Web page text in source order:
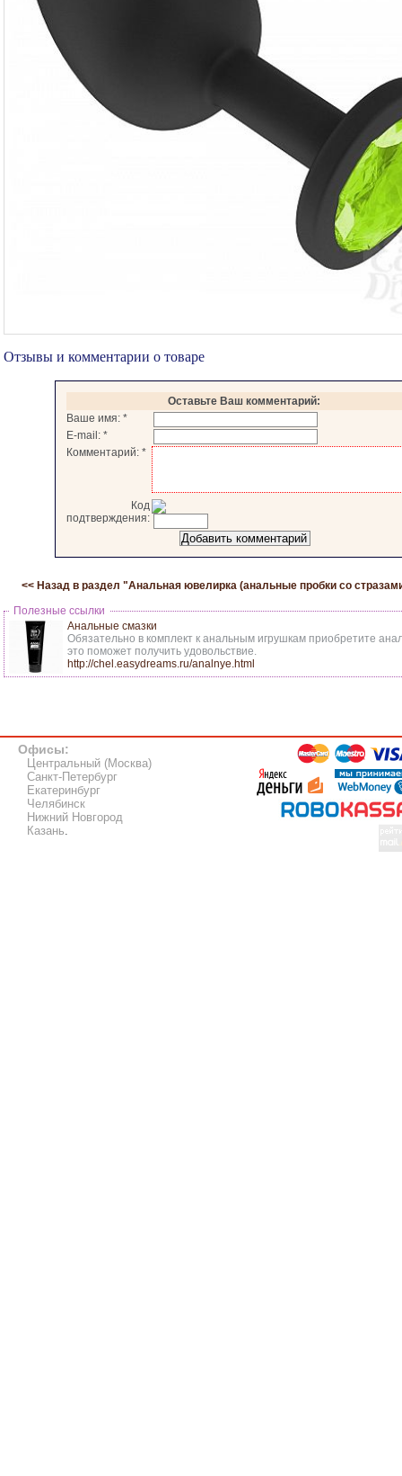
Отзывы и комментарии о товаре
Оставьте Ваш комментарий:
Ваше имя: *
E-mail: *
Комментарий: *
Код
подтверждения:
<< Назад в раздел "Анальная ювелирка (анальные пробки со
Полезные ссылки
Анальные смазки
Обязательно в комплект к анальным игрушкам приобретите
это поможет получить удовольствие.
http://chel.easydreams.ru/analnye.html
Офисы:
Центральный (Москва)
Санкт-Петербург
Екатеринбург
Челябинск
Нижний Новгород
Казань.